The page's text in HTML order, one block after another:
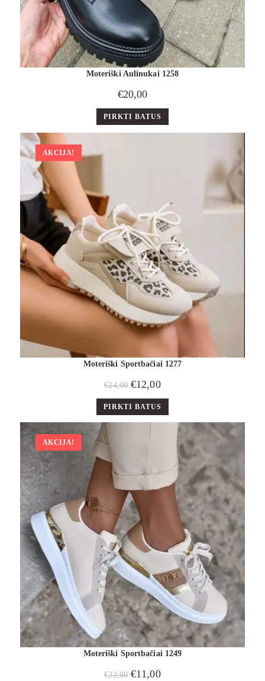
Moteriški Aulinukai 1258
€20,00
PIRKTI BATUS
AKCIJA!
Moteriški Sportbačiai 1277
€24,00 €12,00
PIRKTI BATUS
AKCIJA!
Moteriški Sportbačiai 1249
€22,00 €11,00